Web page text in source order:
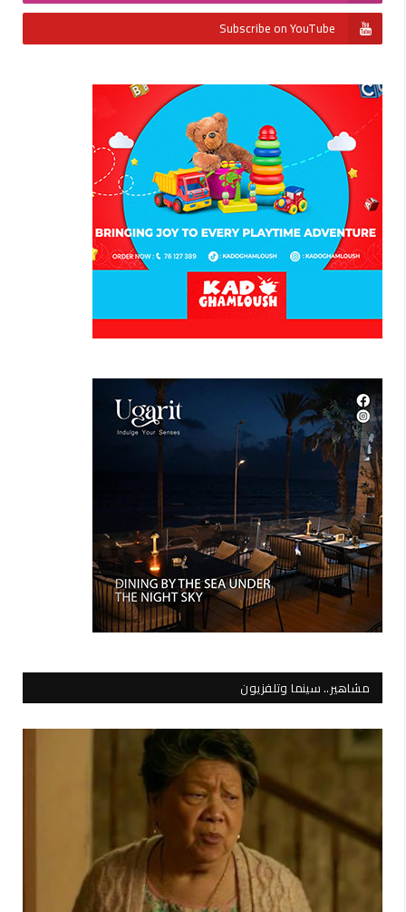
Subscribe on YouTube
مشاهير.. سينما وتلفزيون